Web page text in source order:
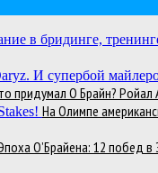
придумал О Брайн? Ройал
На Олимпе
О’Брайена: 12 побед